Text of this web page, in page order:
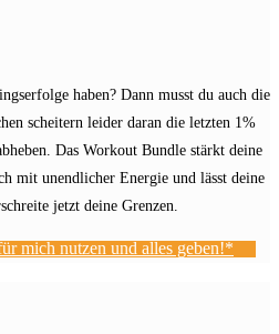
haben? Dann musst du auch die
scheitern leider daran die letzten 1%
Das Workout Bundle stärkt deine
mit unendlicher Energie und lässt deine
jetzt deine Grenzen.
mich nutzen und alles geben!*